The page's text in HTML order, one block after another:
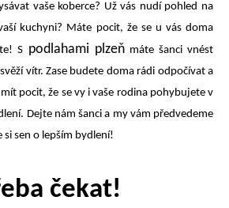
vaše koberce? Už vás nudí pohled na
kuchyni? Máte pocit, že se u vás doma
S podlahami plzeňmáte šanci vnést
vítr. Zase budete doma rádi odpočívat a
pocit, že se vy i vaše rodina pohybujete v
Dejte nám šanci a my vám předvedeme
sen o lepším bydlení!
čekat!